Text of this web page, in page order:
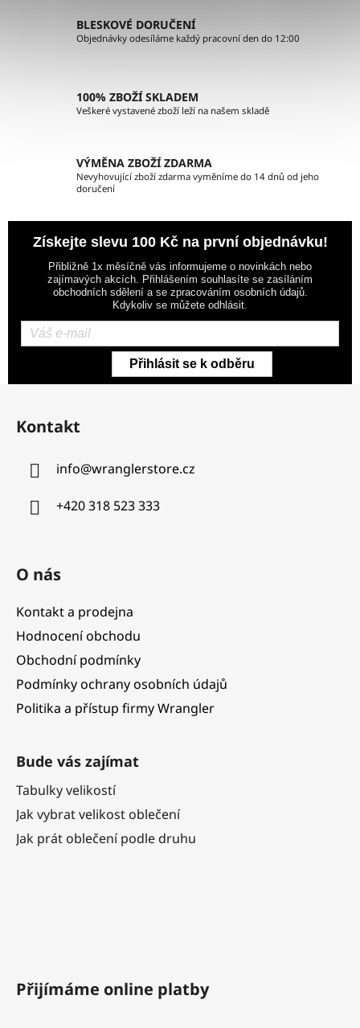
í
p
k
y
p
i
u
BLESKOVÉ DORUČENÍ
Objednávky odesíláme každý pracovní den do 12:00
100% ZBOŽÍ SKLADEM
Veškeré vystavené zboží leží na našem skladě
VÝMĚNA ZBOŽÍ ZDARMA
Nevyhovující zboží zdarma vyměníme do 14 dnů od jeho
doručení
Získejte slevu 100 Kč na první objednávku!
Přibližně 1x měsíčně vás informujeme o novinkách nebo
zajímavých akcích. Přihlášením souhlasíte se zasíláním
obchodních sdělení a se zpracováním osobních údajů.
Kdykoliv se můžete odhlásit.
Přihlásit se k odběru
Kontakt
info@wranglerstore.cz
+420 318 523 333
O nás
Kontakt a prodejna
Hodnocení obchodu
Obchodní podmínky
Podmínky ochrany osobních údajů
Politika a přístup firmy Wrangler
Bude vás zajímat
Tabulky velikostí
Jak vybrat velikost oblečení
Jak prát oblečení podle druhu
Přijímáme online platby